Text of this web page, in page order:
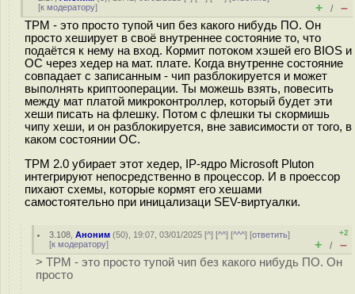
[к модератору] + / –
TPM - это просто тупой чип без какого нибудь ПО. Он
просто хеширует в своё внутреннее состояние то, что
подаётся к нему на вход. Кормит потоком хэшей его BIOS и
ОС через хедер на мат. плате. Когда внутренне состояние
совпадает с записанным - чип разблокируется и может
выполнять криптооперации. Ты можешь взять, повесить
между мат платой микроконтроллер, который будет эти
хеши писать на флешку. Потом с флешки ты скормишь
чипу хеши, и он разблокируется, вне зависимости от того, в
каком состоянии ОС.
TPM 2.0 убирает этот хедер, IP-ядро Microsoft Pluton
интегрируют непосредственно в процессор. И в проессор
пихают схемы, которые кормят его хешами
самостоятельно при иницализаци SEV-виртуалки.
3.108 ,Аноним (50), 19:07, 03/01/2025 [^] [^^] [^^^] [ответить]
[к модератору]
+2
+ / –
> TPM - это просто тупой чип без какого нибудь ПО. Он
просто